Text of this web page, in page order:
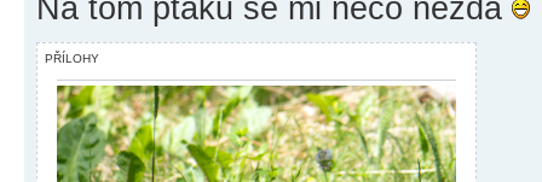
Na tom ptáku se mi něco nezdá
PŘÍLOHY